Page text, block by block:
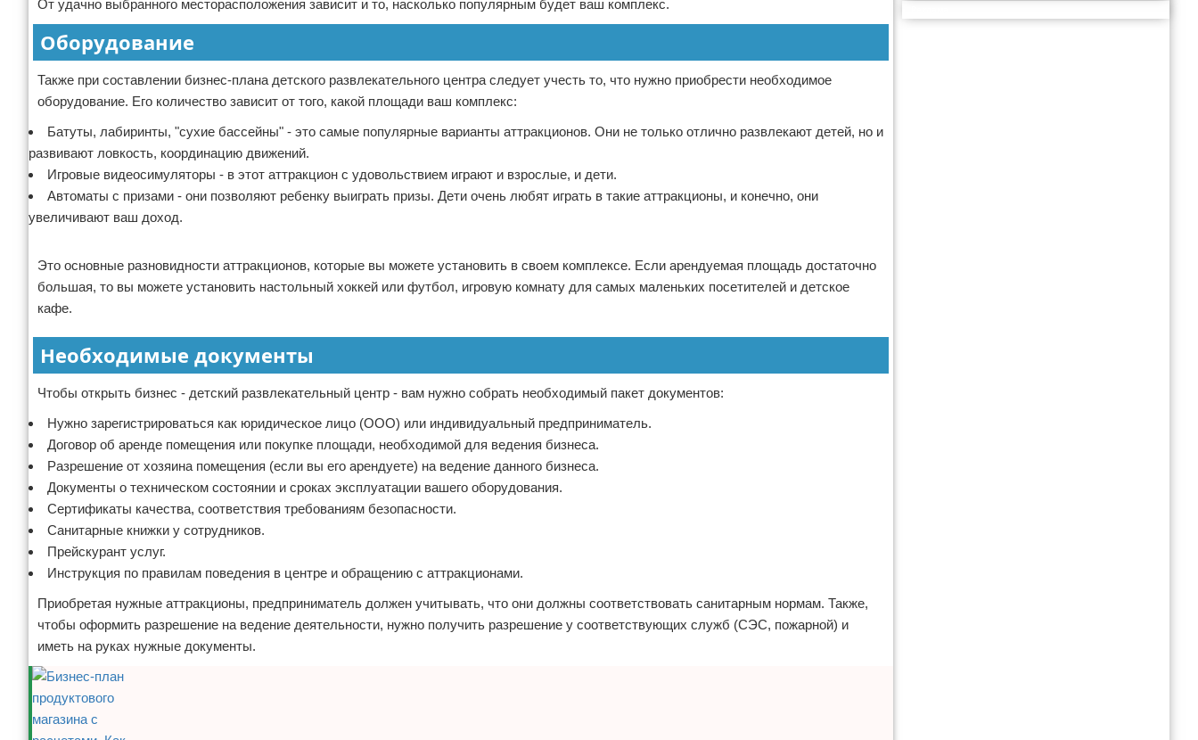
От удачно выбранного месторасположения зависит и то, насколько популярным будет ваш комплекс.
Оборудование
Также при составлении бизнес-плана детского развлекательного центра следует учесть то, что нужно приобрести необходимое
оборудование. Его количество зависит от того, какой площади ваш комплекс:
Батуты, лабиринты, "сухие бассейны" - это самые популярные варианты аттракционов. Они не только отлично развлекают детей, но и
развивают ловкость, координацию движений.
Игровые видеосимуляторы - в этот аттракцион с удовольствием играют и взрослые, и дети.
Автоматы с призами - они позволяют ребенку выиграть призы. Дети очень любят играть в такие аттракционы, и конечно, они
увеличивают ваш доход.
Это основные разновидности аттракционов, которые вы можете установить в своем комплексе. Если арендуемая площадь достаточно
большая, то вы можете установить настольный хоккей или футбол, игровую комнату для самых маленьких посетителей и детское
кафе.
Необходимые документы
Чтобы открыть бизнес - детский развлекательный центр - вам нужно собрать необходимый пакет документов:
Нужно зарегистрироваться как юридическое лицо (ООО) или индивидуальный предприниматель.
Договор об аренде помещения или покупке площади, необходимой для ведения бизнеса.
Разрешение от хозяина помещения (если вы его арендуете) на ведение данного бизнеса.
Документы о техническом состоянии и сроках эксплуатации вашего оборудования.
Сертификаты качества, соответствия требованиям безопасности.
Санитарные книжки у сотрудников.
Прейскурант услуг.
Инструкция по правилам поведения в центре и обращению с аттракционами.
Приобретая нужные аттракционы, предприниматель должен учитывать, что они должны соответствовать санитарным нормам. Также,
чтобы оформить разрешение на ведение деятельности, нужно получить разрешение у соответствующих служб (СЭС, пожарной) и
иметь на руках нужные документы.